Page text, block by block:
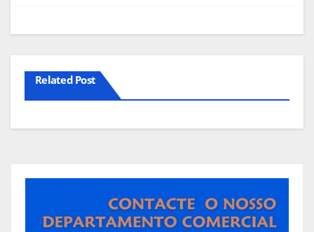
Related Post